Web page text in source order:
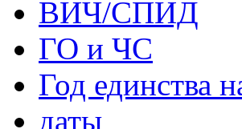
ВИЧ/СПИД
ГО и ЧС
Год единства
даты